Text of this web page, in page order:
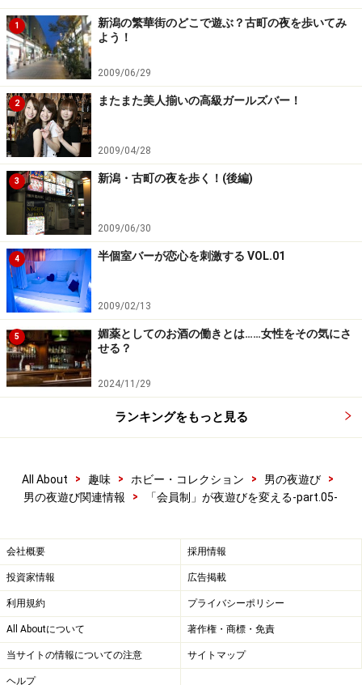
1
新潟の繁華街のどこで遊ぶ？古町の夜を歩いてみ
よう！
2009/06/29
2 またまた美人揃いの高級ガールズバー！
2009/04/28
3 新潟・古町の夜を歩く！(後編)
2009/06/30
4 半個室バーが恋心を刺激する VOL.01
2009/02/13
5
媚薬としてのお酒の働きとは……女性をその気にさ
せる？
2024/11/29
ランキングをもっと見る
All About > 趣味 > ホビー・コレクション > 男の夜遊び
>
男の夜遊び関連情報
> 「会員制」が夜遊びを変える-part.05-
会社概要 採用情報
投資家情報 広告掲載
利用規約 プライバシーポリシー
All Aboutについて 著作権・商標・免責
当サイトの情報についての注意 サイトマップ
ヘルプ